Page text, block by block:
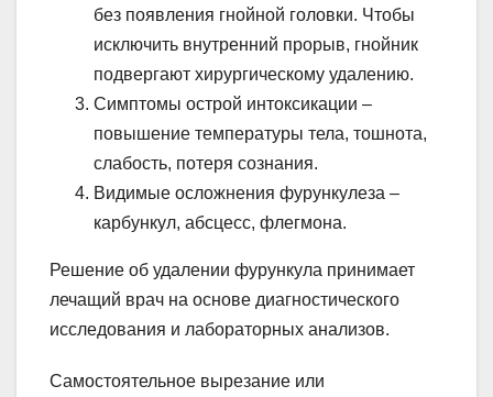
без появления гнойной головки. Чтобы
исключить внутренний прорыв, гнойник
подвергают хирургическому удалению.
Симптомы острой интоксикации –
повышение температуры тела, тошнота,
слабость, потеря сознания.
Видимые осложнения фурункулеза –
карбункул, абсцесс, флегмона.
Решение об удалении фурункула принимает
лечащий врач на основе диагностического
исследования и лабораторных анализов.
Самостоятельное вырезание или